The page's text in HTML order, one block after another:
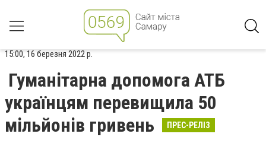
15:00, 16 березня 2022 р.
Гуманітарна допомога АТБ
українцям перевищила 50
мільйонів гривень
ПРЕС-РЕЛІЗ